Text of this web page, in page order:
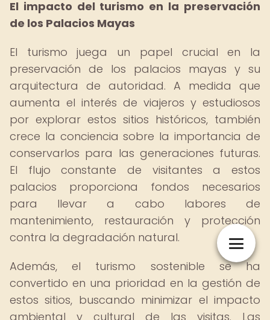
El impacto del turismo en la preservación
de los Palacios Mayas
El turismo juega un papel crucial en la
preservación de los palacios mayas y su
arquitectura de autoridad. A medida que
aumenta el interés de viajeros y estudiosos
por explorar estos sitios históricos, también
crece la conciencia sobre la importancia de
conservarlos para las generaciones futuras.
El flujo constante de visitantes a estos
palacios proporciona fondos necesarios
para llevar a cabo labores de
mantenimiento, restauración y protección
contra la degradación natural.
Además, el turismo sostenible se ha
convertido en una prioridad en la gestión de
estos sitios, buscando minimizar el impacto
ambiental y cultural de las visitas. Las